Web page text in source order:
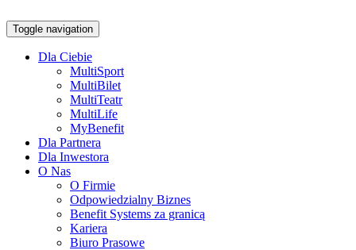
Toggle navigation
Dla Ciebie
MultiSport
MultiBilet
MultiTeatr
MultiLife
MyBenefit
Dla Partnera
Dla Inwestora
O Nas
O Firmie
Odpowiedzialny Biznes
Benefit Systems za granicą
Kariera
Biuro Prasowe